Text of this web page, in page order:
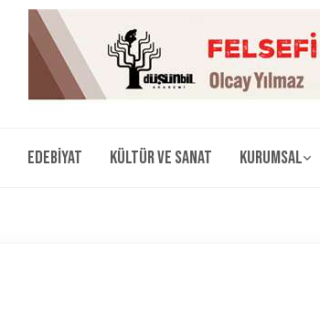
Edebiyat Kültür ve Sanat Kurumsal